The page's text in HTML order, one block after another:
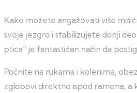
Kako možete angažovati više
svoje jezgro i stabilizujete donji deo
ptica” je fantastičan način da
Počnite na rukama i kolenima,
zglobovi direktno ispod ramena, a